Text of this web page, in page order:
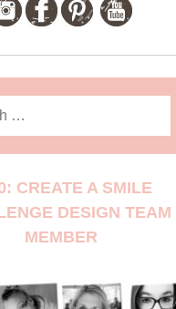
CREATE A SMILE
DESIGN TEAM
MEMBER